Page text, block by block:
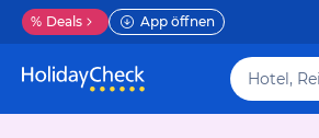
% Deals App öffnen